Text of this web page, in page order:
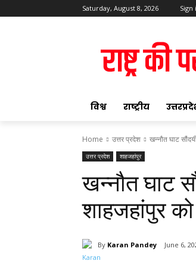
Saturday, August 8, 2026 Sign
विश्व राष्ट्रीय
Home उत्तर प्रदेश खन्नौत घाट
उत्तर प्रदेश शाहजहांपुर
खन्नौत घाट
शाहजहांपुर
By Karan Pandey June 6,